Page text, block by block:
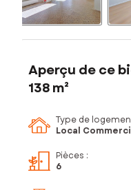
Aperçu de ce
138 m²
Type de
Local
Pièces :
6